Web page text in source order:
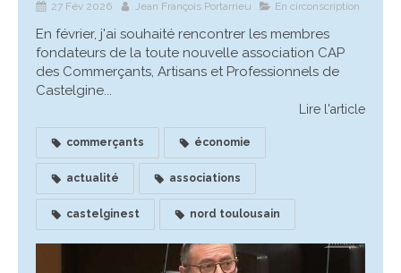
27 Fév 2026 Jean François Portarrieu En circonscription
En février, j'ai souhaité rencontrer les membres
fondateurs de la toute nouvelle association CAP
des Commerçants, Artisans et Professionnels de
Castelgine...
Lire l'article
commerçants économie
actualité associations
castelginest nord toulousain